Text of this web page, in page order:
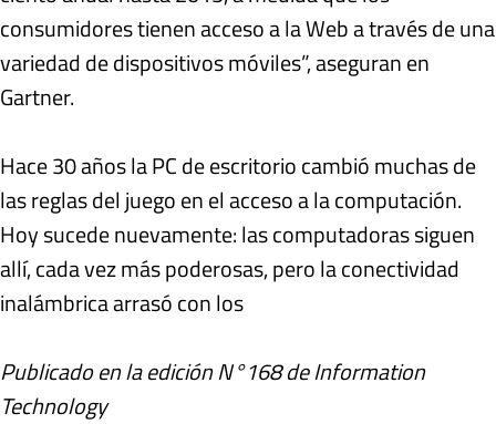
consumidores tienen acceso a la Web a través de una
variedad de dispositivos móviles”, aseguran en
Gartner.
Hace 30 años la PC de escritorio cambió muchas de
las reglas del juego en el acceso a la computación.
Hoy sucede nuevamente: las computadoras siguen
allí, cada vez más poderosas, pero la conectividad
inalámbrica arrasó con los
Publicado en la edición N°168 de Information
Technology